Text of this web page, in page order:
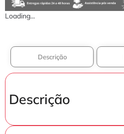
Loading...
Descrição
Descrição